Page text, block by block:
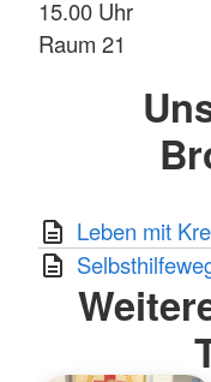
15.00 Uhr
Raum 21
Leben mit